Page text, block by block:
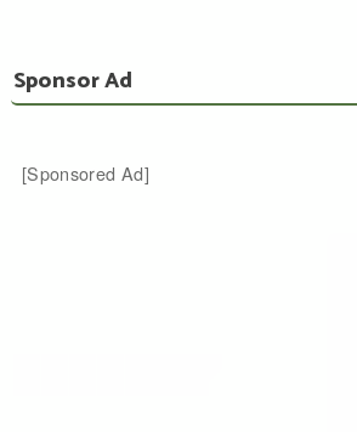
Sponsor Ad
[Sponsored Ad]